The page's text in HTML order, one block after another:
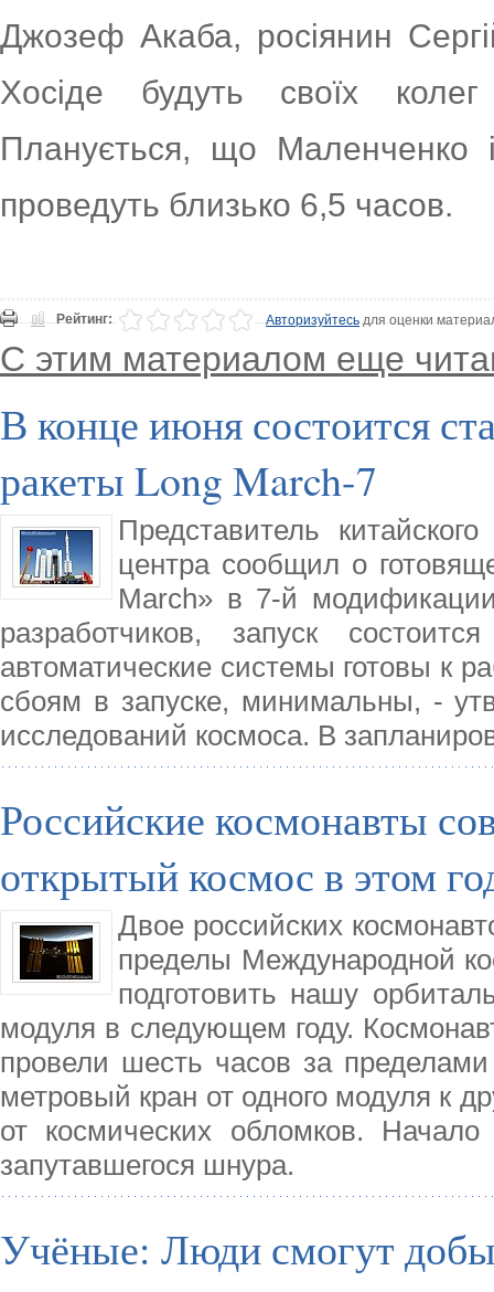
Джозеф Акаба, росіянин
Хосіде будуть своїх
Планується, що Маленченко
проведуть близько 6,5 часов.
Рейтинг: Авторизуйтесьдля оценки
С этим материалом еще
В конце июня состоится
ракеты Long March-7
Представитель китайского
центра сообщил о
March» в 7-й
разработчиков, запуск
автоматические системы готовы к
сбоям в запуске, минимальны, -
исследований космоса. В
Российские космонавты
открытый космос в этом
Двое российских
пределы Международной
подготовить нашу
модуля в следующем году.
провели шесть часов за
метровый кран от одного модуля к
от космических обломков.
запутавшегося шнура.
Учёные: Люди смогут